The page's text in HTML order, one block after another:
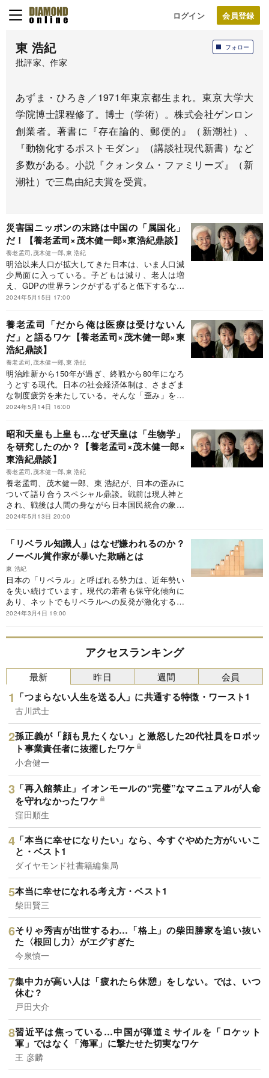
ログイン
フォロー
東 浩紀
批評家、作家
あずま・ひろき／1971年東京都生まれ。東京大学大
学院博士課程修了。博士（学術）。株式会社ゲンロン
創業者。著書に『存在論的、郵便的』（新潮社）、
『動物化するポストモダン』（講談社現代新書）など
多数がある。小説『クォンタム・ファミリーズ』（新
潮社）で三島由紀夫賞を受賞。
災害国ニッポンの末路は中国の「属国化」
だ！【養老孟司×茂木健一郎×東浩紀鼎談】
養老孟司,茂木健一郎,東 浩紀
明治以来人口が拡大してきた日本は、いま人口減
少局面に入っている。子どもは減り、老人は増
え、GDPの世界ランクがずるずると低下するなか
で、しかし天災だけは定期的にやってくる。次の
生き残ればいいのか。現代日本が誇る三賢である
養老孟司、茂木健一郎、東浩紀が、議論を交わし
た。
2024年5月15日 17:00
養老孟司「だから俺は医療は受けないん
だ」と語るワケ【養老孟司×茂木健一郎×東
浩紀鼎談】
養老孟司,茂木健一郎,東 浩紀
明治維新から150年が過ぎ、終戦から80年になろ
うとする現代。日本の社会経済体制は、さまざま
な制度疲労を来たしている。そんな「歪み」を、
養老孟司、茂木健一郎、東浩紀が、徹底的に語り
し、政治的正しさを掲げて突っ走る社会の危うさ
だ。
2024年5月14日 16:00
昭和天皇も上皇も…なぜ天皇は「生物学」
を研究したのか？【養老孟司×茂木健一郎×
東浩紀鼎談】
養老孟司,茂木健一郎,東 浩紀
養老孟司、茂木健一郎、東 浩紀が、日本の歪みに
ついて語り合うスペシャル鼎談。戦前は現人神と
され、戦後は人間の身ながら日本国民統合の象徴
として生きた昭和天皇は、その戦争責任とともに
生まれ、上皇陛下と同世代の養老先生は、昭和天
皇をどう見ているのか。
2024年5月13日 20:00
「リベラル知識人」はなぜ嫌われるのか？
ノーベル賞作家が暴いた欺瞞とは
東 浩紀
日本の「リベラル」と呼ばれる勢力は、近年勢い
を失い続けています。現代の若者も保守化傾向に
あり、ネットでもリベラルへの反発が激化するば
かりです。なぜリベラルだけが苦境に陥るのか、
ル勢力の問題を探ります。
2024年3月4日 19:00
アクセスランキング
最新
「つまらない人生を送る人」に共通する特徴・ワースト1
古川武士
孫正義が「顔も見たくない」と激怒した20代社員をロボッ
ト事業責任者に抜擢したワケ
小倉健一
「再入館禁止」イオンモールの“完璧”なマニュアルが人命
を守れなかったワケ
窪田順生
「本当に幸せになりたい」なら、今すぐやめた方がいいこ
と・ベスト1
ダイヤモンド社書籍編集局
本当に幸せになれる考え方・ベスト1
柴田賢三
そりゃ秀吉が出世するわ…「格上」の柴田勝家を追い抜い
た〈根回し力〉がエグすぎた
今泉慎一
集中力が高い人は「疲れたら休憩」をしない。では、いつ
休む？
戸田大介
習近平は焦っている…中国が弾道ミサイルを「ロケット
軍」ではなく「海軍」に撃たせた切実なワケ
王 彦麟
昨日 週間 会員